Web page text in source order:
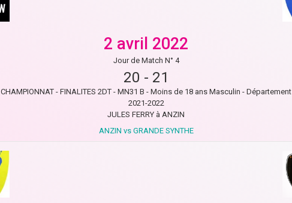
2 avril 2022
Jour de Match N° 4
20 - 21
CHAMPIONNAT - FINALITES 2DT - MN31 B - Moins de 18 ans Masculin - Département
2021-2022
JULES FERRY à ANZIN
ANZIN vs GRANDE SYNTHE